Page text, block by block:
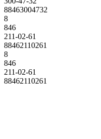
88463004732
8
846
211-02-61
88462110261
8
846
211-02-61
88462110261